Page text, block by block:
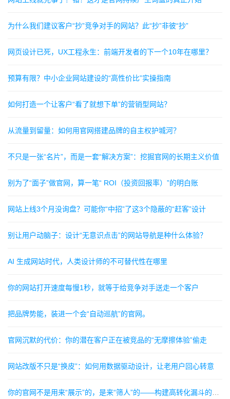
为什么我们建议客户“抄”竞争对手的网站？此“抄”非彼“抄”
网页设计已死，UX工程永生：前端开发者的下一个10年在哪里？
预算有限？中小企业网站建设的“高性价比”实操指南
如何打造一个让客户“看了就想下单”的营销型网站？
从流量到留量：如何用官网搭建品牌的自主权护城河？
不只是一张“名片”，而是一套“解决方案”：挖掘官网的长期主义价值
别为了“面子”做官网，算一笔“ ROI（投资回报率）”的明白账
网站上线3个月没询盘？可能你“中招”了这3个隐蔽的“赶客”设计
别让用户动脑子：设计“无意识点击”的网站导航是种什么体验？
AI 生成网站时代，人类设计师的不可替代性在哪里
你的网站打开速度每慢1秒，就等于给竞争对手送走一个客户
把品牌势能，装进一个会“自动巡航”的官网。
官网沉默的代价：你的潜在客户正在被竞品的“无摩擦体验”偷走
网站改版不只是“换皮”：如何用数据驱动设计，让老用户回心转意